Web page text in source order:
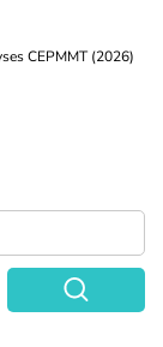
CEPMMT (2026)